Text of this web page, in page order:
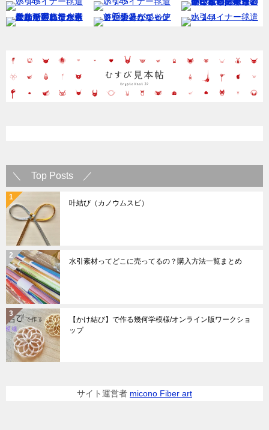
＼ Top Posts ／
叶結び（カノウムスビ）
水引素材ってどこに売ってるの？購入方法一覧まとめ
【かけ結び】で作る幾何学模様/オンライン版ワークショ
ップ
サイト運営者 micono Fiber art